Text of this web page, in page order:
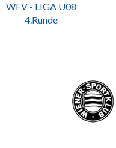
WFV - LIGA U08
4.Runde